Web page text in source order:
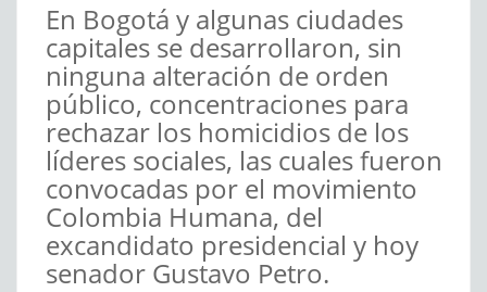
En Bogotá y algunas ciudades
capitales se desarrollaron, sin
ninguna alteración de orden
público, concentraciones para
rechazar los homicidios de los
líderes sociales, las cuales fueron
convocadas por el movimiento
Colombia Humana, del
excandidato presidencial y hoy
senador Gustavo Petro.